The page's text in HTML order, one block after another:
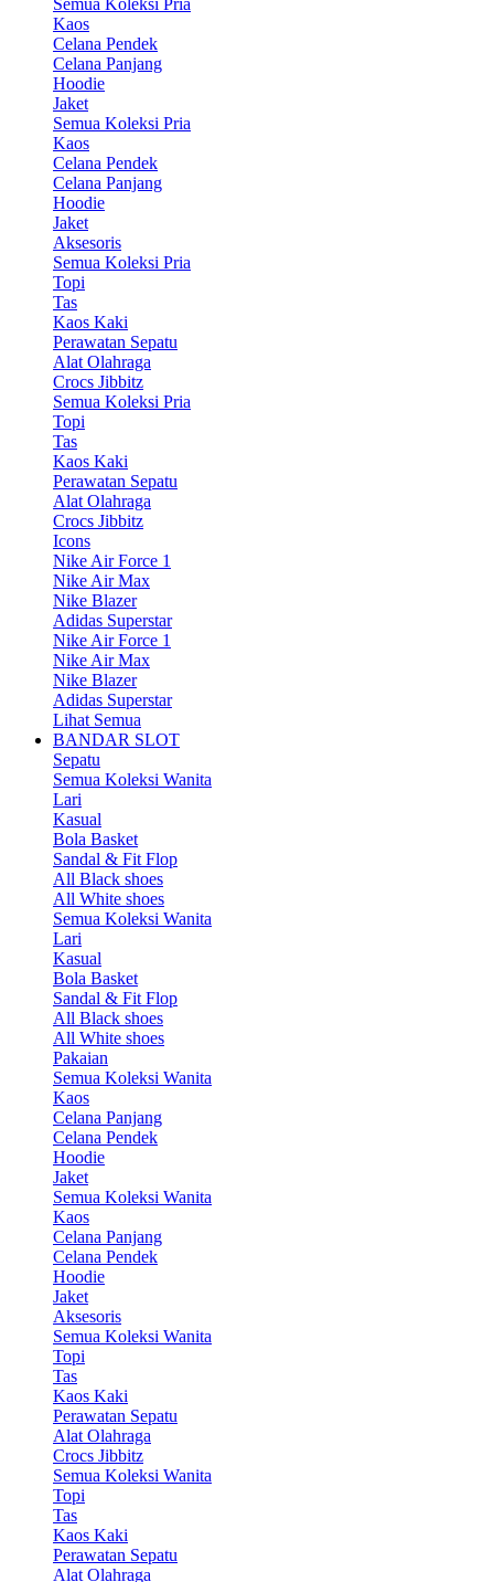
Kaos
Celana Pendek
Celana Panjang
Hoodie
Jaket
Semua Koleksi Pria
Kaos
Celana Pendek
Celana Panjang
Hoodie
Jaket
Aksesoris
Semua Koleksi Pria
Topi
Tas
Kaos Kaki
Perawatan Sepatu
Alat Olahraga
Crocs Jibbitz
Semua Koleksi Pria
Topi
Tas
Kaos Kaki
Perawatan Sepatu
Alat Olahraga
Crocs Jibbitz
Icons
Nike Air Force 1
Nike Air Max
Nike Blazer
Adidas Superstar
Nike Air Force 1
Nike Air Max
Nike Blazer
Adidas Superstar
Lihat Semua
BANDAR SLOT
Sepatu
Semua Koleksi Wanita
Lari
Kasual
Bola Basket
Sandal & Fit Flop
All Black shoes
All White shoes
Semua Koleksi Wanita
Lari
Kasual
Bola Basket
Sandal & Fit Flop
All Black shoes
All White shoes
Pakaian
Semua Koleksi Wanita
Kaos
Celana Panjang
Celana Pendek
Hoodie
Jaket
Semua Koleksi Wanita
Kaos
Celana Panjang
Celana Pendek
Hoodie
Jaket
Aksesoris
Semua Koleksi Wanita
Topi
Tas
Kaos Kaki
Perawatan Sepatu
Alat Olahraga
Crocs Jibbitz
Semua Koleksi Wanita
Topi
Tas
Kaos Kaki
Perawatan Sepatu
Alat Olahraga